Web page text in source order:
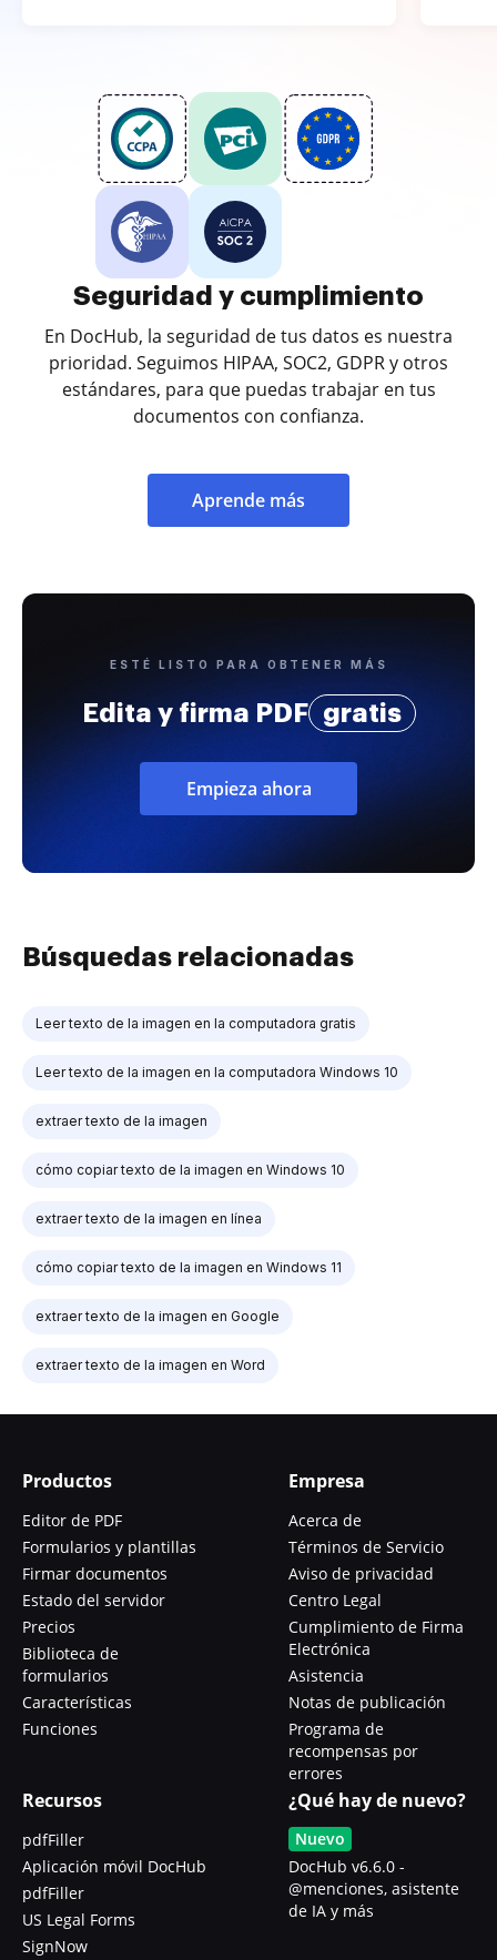
Seguridad y cumplimiento
En DocHub, la seguridad de tus datos es nuestra
prioridad. Seguimos HIPAA, SOC2, GDPR y otros
estándares, para que puedas trabajar en tus
documentos con confianza.
Aprende más
ESTÉ LISTO PARA OBTENER MÁS
Edita y firma PDF gratis
Empieza ahora
Búsquedas relacionadas
Leer texto de la imagen en la computadora gratis
Leer texto de la imagen en la computadora Windows 10
extraer texto de la imagen
cómo copiar texto de la imagen en Windows 10
extraer texto de la imagen en línea
cómo copiar texto de la imagen en Windows 11
extraer texto de la imagen en Google
extraer texto de la imagen en Word
Productos
Editor de PDF
Formularios y plantillas
Firmar documentos
Estado del servidor
Precios
Biblioteca de
formularios
Características
Funciones
Empresa
Acerca de
Términos de Servicio
Aviso de privacidad
Centro Legal
Cumplimiento de Firma
Electrónica
Asistencia
Notas de publicación
Programa de
recompensas por
errores
Recursos
pdfFiller
Aplicación móvil DocHub
pdfFiller
US Legal Forms
SignNow
¿Qué hay de nuevo?
Nuevo
DocHub v6.6.0 -
@menciones, asistente
de IA y más